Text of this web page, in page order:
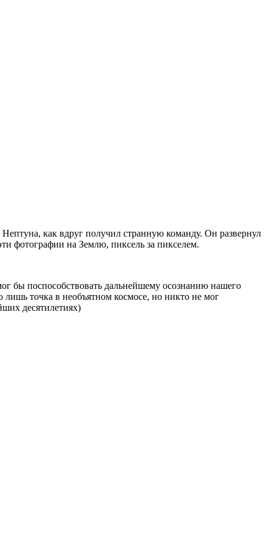
как вдруг получил странную команду. Он развернул
фотографии на Землю, пиксель за пикселем.
бы поспособствовать дальнейшему осознанию нашего
точка в необъятном космосе, но никто не мог
десятилетиях)